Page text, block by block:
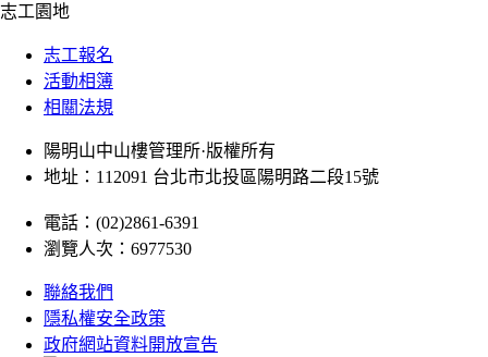
志工園地
志工報名
活動相簿
相關法規
陽明山中山樓管理所·版權所有
地址：112091 台北市北投區陽明路二段15號
電話：(02)2861-6391
瀏覽人次：6977530
聯絡我們
隱私權安全政策
政府網站資料開放宣告